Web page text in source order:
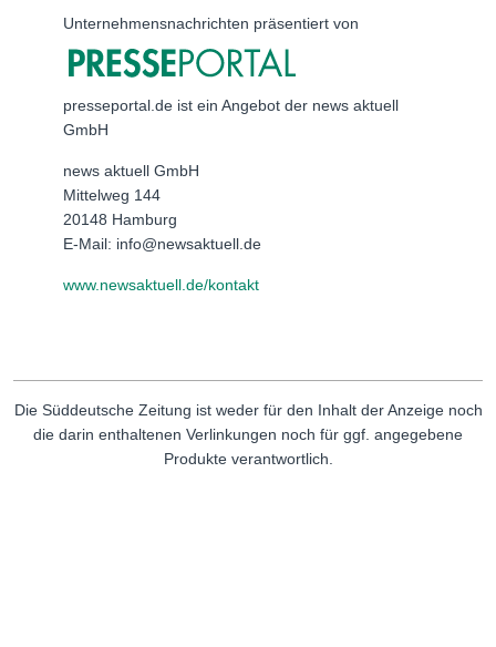
Unternehmensnachrichten präsentiert von
presseportal.de ist ein Angebot der news aktuell
GmbH
news aktuell GmbH
Mittelweg 144
20148 Hamburg
E-Mail: info@newsaktuell.de
www.newsaktuell.de/kontakt
Die Süddeutsche Zeitung ist weder für den Inhalt der Anzeige noch
die darin enthaltenen Verlinkungen noch für ggf. angegebene
Produkte verantwortlich.